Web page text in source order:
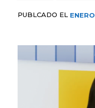
PUBLCADO EL